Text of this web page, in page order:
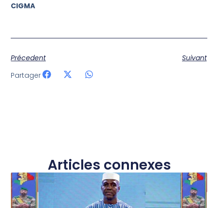
CIGMA
Précedent
Suivant
Partager
Articles connexes